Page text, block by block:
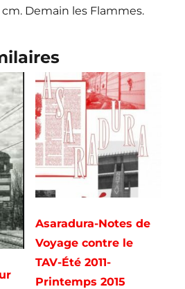
cm. Demain les Flammes.
Asaradura-Notes de
Voyage contre le
TAV-Été 2011-
Printemps 2015